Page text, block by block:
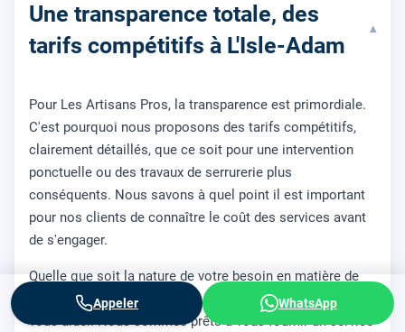
Une transparence totale, des
tarifs compétitifs à L'Isle-Adam
▾
Pour Les Artisans Pros, la transparence est primordiale.
C'est pourquoi nous proposons des tarifs compétitifs,
clairement détaillés, que ce soit pour une intervention
ponctuelle ou des travaux de serrurerie plus
conséquents. Nous savons à quel point il est important
pour nos clients de connaître le coût des services avant
de s'engager.
Quelle que soit la nature de votre besoin en matière de
serrurerie àL'Isle-Adam
, Les Artisans Pros sont là pour
vous aider. Nous sommes prêts à vous fournir un service
Appeler WhatsApp